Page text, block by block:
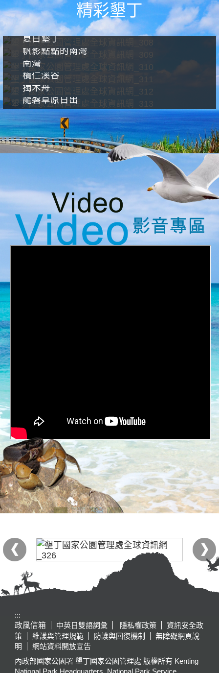
精彩墾丁
夏日墾丁
帆影點點的南灣
南灣
欖仁溪谷
獨木舟
龍磐草原日出
:::
政風信箱
中英日雙語詞彙 隱私權政策
資訊安全政
策
維護與管理規範 防護與回復機制
無障礙網頁說
明
網站資料開放宣告
內政部國家公園署 墾丁國家公園管理處 版權所有 Kenting
National Park Headquarters, National Park Service,